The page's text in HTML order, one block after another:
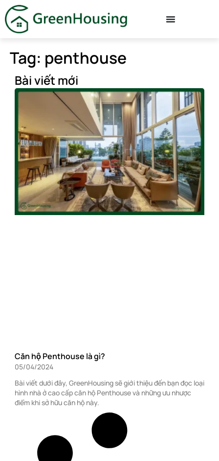
Tag: penthouse
Bài viết mới
Căn hộ Penthouse là gì?
05/04/2024
Bài viết dưới đây, GreenHousing sẽ giới thiệu đến bạn đọc loại
hình nhà ở cao cấp căn hộ Penthouse và những ưu nhược
điểm khi sở hữu căn hộ này.